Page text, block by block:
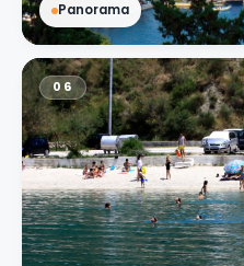
06
Panorama